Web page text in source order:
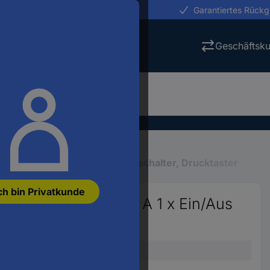
bin Privatkunde
Garantiertes
Schalter & -Taster Druckschalter, Drucktaster
12 V/DC 4 A 1 x Ein/Aus